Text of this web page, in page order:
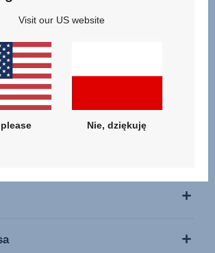
Visit our US website
Nie, dziękuję